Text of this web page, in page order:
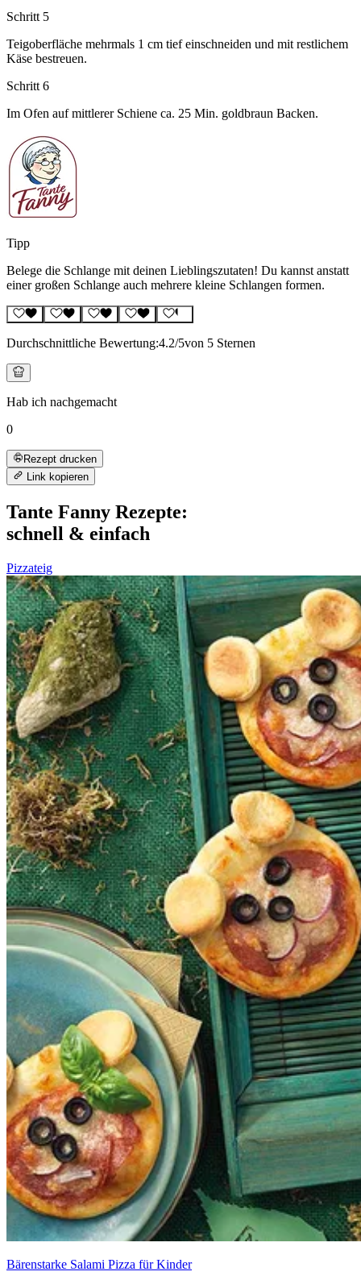
Schritt 5
Teigoberfläche mehrmals 1 cm tief einschneiden und mit restlichem
Käse bestreuen.
Schritt 6
Im Ofen auf mittlerer Schiene ca. 25 Min. goldbraun Backen.
Tipp
Belege die Schlange mit deinen Lieblingszutaten! Du kannst anstatt
einer großen Schlange auch mehrere kleine Schlangen formen.
Durchschnittliche Bewertung:4.2/5von 5 Sternen
Hab ich nachgemacht
0
Rezept drucken
Link kopieren
Tante Fanny Rezepte:
schnell & einfach
Pizzateig
Bärenstarke Salami Pizza für Kinder